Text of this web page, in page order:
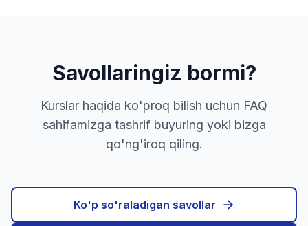
Savollaringiz bormi?
Kurslar haqida ko'proq bilish uchun FAQ
sahifamizga tashrif buyuring yoki bizga
qo'ng'iroq qiling.
Ko'p so'raladigan savollar